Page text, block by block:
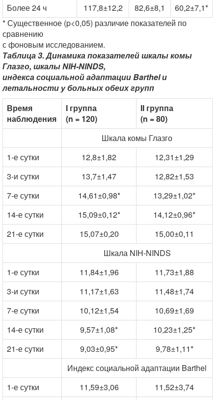
Более 24 ч
117,8±12,2 82,6±8,1
60,2±7,1*
* Существенное (p<0,05) различие показателей по
сравнению
с фоновым исследованием.
Таблица 3. Динамика показателей шкалы комы
Глазго, шкалы NIH-NlNDS,
индекса социальной адаптации Barthel и
летальности у больных обеих групп
Время
наблюдения
I группа
(n = 120)
II группа
(n = 80)
Шкала комы Глазго
1-е сутки
12,8±1,82
12,31±1,29
3-и сутки
13,7±1,47
12,82±1,53
7-е сутки
14,61±0,98*
13,29±1,02*
14-е сутки
15,09±0,12*
14,12±0,96*
21-е сутки
15,07±0,20
15,00±0,11
Шкала NIH-NINDS
1-е сутки
11,84±1,96
11,73±1,88
3-и сутки
11,17±1,63
11,48±1,74
7-е сутки
10,12±1,54
10,69±1,69
14-е сутки
9,57±1,08*
10,23±1,25*
21-е сутки
9,03±0,95*
9,78±1,11*
Индекс социальной адаптации Barthel
1-е сутки
11,59±3,06
11,52±3,74